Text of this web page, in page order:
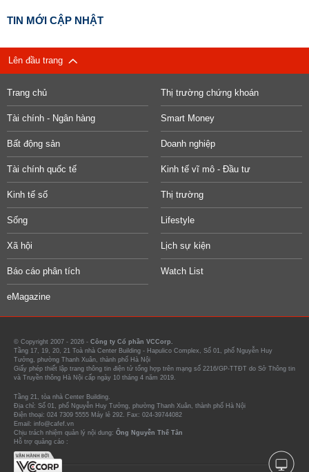
TIN MỚI CẬP NHẬT
Lên đầu trang
Trang chủ Thị trường chứng khoán
Tài chính - Ngân hàng Smart Money
Bất động sản Doanh nghiệp
Tài chính quốc tế Kinh tế vĩ mô - Đầu tư
Kinh tế số Thị trường
Sống Lifestyle
Xã hội Lịch sự kiện
Báo cáo phân tích Watch List
eMagazine
© Copyright 2007 - 2026 - Công ty Cổ phần VCCorp.
Tầng 17, 19, 20, 21 Toà nhà Center Building - Hapulico Complex, Số 01, phố Nguyễn Huy
Tưởng, phường Thanh Xuân, thành phố Hà Nội
Giấy phép thiết lập trang thông tin điện tử tổng hợp trên mạng số 2216/GP-TTĐT do Sở Thông tin
và Truyền thông Hà Nội cấp ngày 10 tháng 4 năm 2019.
Tầng 21, tòa nhà Center Building.
Địa chỉ: Số 01, phố Nguyễn Huy Tưởng, phường Thanh Xuân, thành phố Hà Nội
Điện thoại: 024 7309 5555 Máy lẻ 292. Fax: 024-39744082
Email: info@cafef.vn
Chịu trách nhiệm quản lý nội dung: Ông Nguyễn Thế Tân
Hỗ trợ quảng cáo :